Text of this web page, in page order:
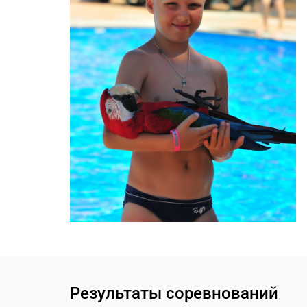
Результаты соревнований